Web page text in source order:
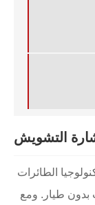
التشويش
الطائرات
بدون طيار. ومع